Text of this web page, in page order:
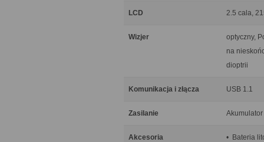
LCD 2.5 cala,
Wizjer
optyczny,
na
dioptrii
Komunikacja i złącza USB 1.1
Zasilanie
Akcesoria
• Bateria